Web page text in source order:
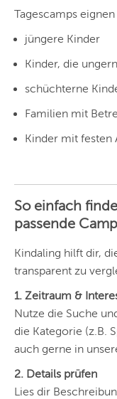
Tagescamps
jüngere Kinder
Kinder, die
schüchterne
Familien mit
Kinder mit festen
So einfach
passende Camp
Kindaling hilft dir,
transparent zu
1. Zeitraum &
Nutze die Suche
die Kategorie (z.B.
auch gerne in
2. Details prüfen
Lies dir